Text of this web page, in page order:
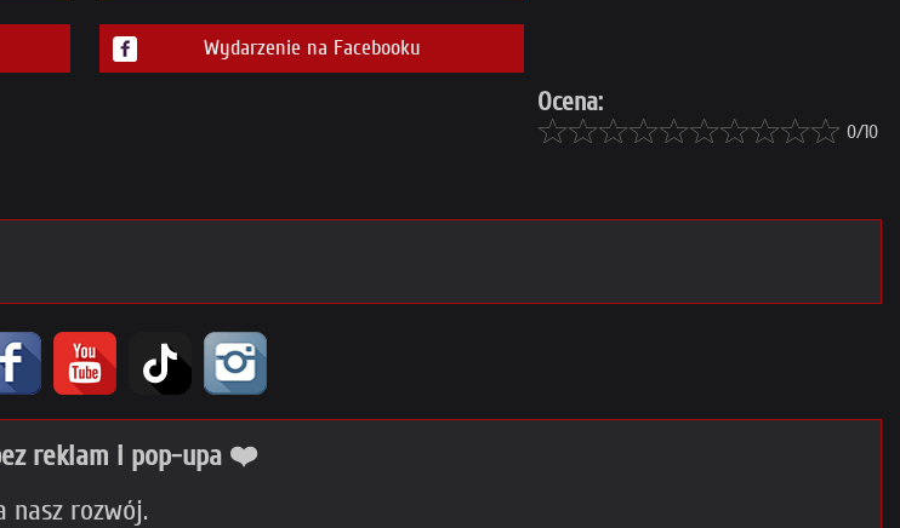
Wydarzenie na Facebooku
Ocena:
0/10
reklam i pop-upa ❤️
nasz rozwój.